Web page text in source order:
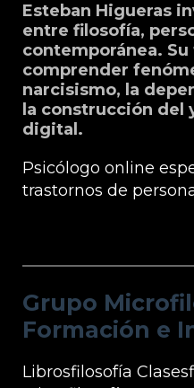
Esteban Higueras
entre filosofía,
contemporánea.
comprender
narcisismo, la
la construcción del
digital.
Psicólogo online
trastornos de
Grupo
Formación e
Librosfilosofía